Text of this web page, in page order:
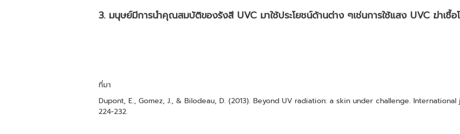
3. มนุษย์มีการนำคุณสมบัติของรังสี UVC มาใช้ประโยชน์ด้านต่าง ๆเช่นการใช้แสง UVC ฆ่าเชื้
ที่มา
Dupont, E., Gomez, J., & Bilodeau, D. (2013). Beyond UV radiation: a skin under challenge.
224-232.